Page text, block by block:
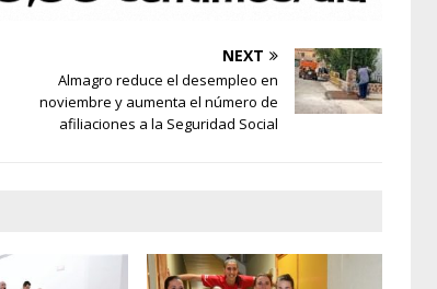
NEXT
Almagro reduce el desempleo en
noviembre y aumenta el número de
afiliaciones a la Seguridad Social